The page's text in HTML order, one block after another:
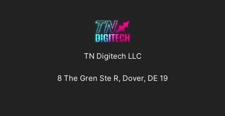
TN Digitech LLC
8 The Gren Ste R, Dover, DE 19